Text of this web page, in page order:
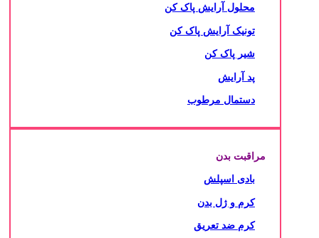
محلول آرایش پاک کن
تونیک آرایش پاک کن
شیر پاک کن
پد آرایش
دستمال مرطوب
مراقبت بدن
بادی اسپلش
کرم و ژل بدن
کرم ضد تعریق